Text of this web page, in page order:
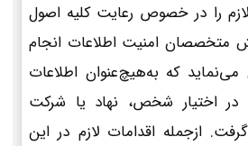
را در خصوص رعایت کلیه اصول
متخصصان امنیت اطلاعات انجام
که به‌هیچ‌عنوان اطلاعات
اختیار شخص، نهاد یا شرکت
ازجمله اقدامات لازم در این